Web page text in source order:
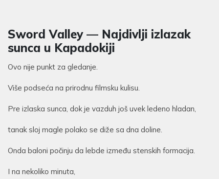
Sword Valley — Najdivlji izlazak
sunca u Kapadokiji
Ovo nije punkt za gledanje.
Više podseća na prirodnu filmsku kulisu.
Pre izlaska sunca, dok je vazduh još uvek ledeno hladan,
tanak sloj magle polako se diže sa dna doline.
Onda baloni počinju da lebde između stenskih formacija.
I na nekoliko minuta,